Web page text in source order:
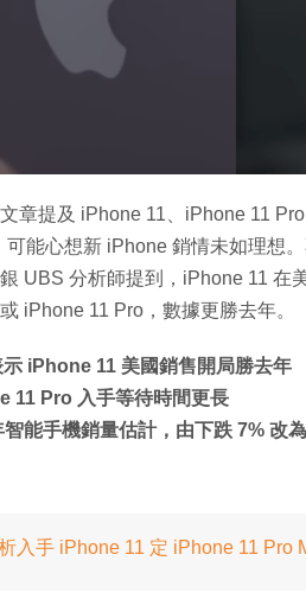
章提及 iPhone 11、iPhone 11
能心想新 iPhone 銷情未如理想
UBS 分析師提到，iPhone 11 在
iPhone 11 Pro，數據更勝去年。
iPhone 11 美國銷售開局勝去年
11 Pro 入手等待時間更長
能手機銷量估計，由下跌 7% 改
入手 iPhone 11 定 iPhone 11 Pro